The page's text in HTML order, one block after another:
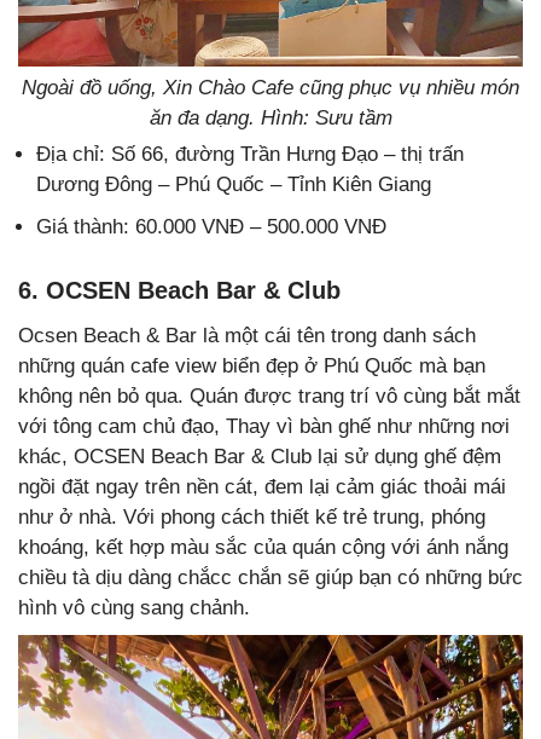
Ngoài đồ uống, Xin Chào Cafe cũng phục vụ nhiều món
ăn đa dạng. Hình: Sưu tầm
Địa chỉ: Số 66, đường Trần Hưng Đạo – thị trấn
Dương Đông – Phú Quốc – Tỉnh Kiên Giang
Giá thành: 60.000 VNĐ – 500.000 VNĐ
6. OCSEN Beach Bar & Club
Ocsen Beach & Bar là một cái tên trong danh sách
những quán cafe view biển đẹp ở Phú Quốc mà bạn
không nên bỏ qua. Quán được trang trí vô cùng bắt mắt
với tông cam chủ đạo, Thay vì bàn ghế như những nơi
khác, OCSEN Beach Bar & Club lại sử dụng ghế đệm
ngồi đặt ngay trên nền cát, đem lại cảm giác thoải mái
như ở nhà. Với phong cách thiết kế trẻ trung, phóng
khoáng, kết hợp màu sắc của quán cộng với ánh nắng
chiều tà dịu dàng chắcc chắn sẽ giúp bạn có những bức
hình vô cùng sang chảnh.